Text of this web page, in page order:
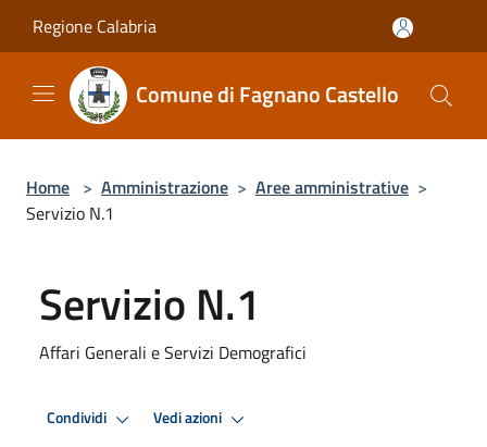
Regione Calabria
Comune di Fagnano Castello
Home > Amministrazione > Aree amministrative >
Servizio N.1
Servizio N.1
Affari Generali e Servizi Demografici
Condividi Vedi azioni